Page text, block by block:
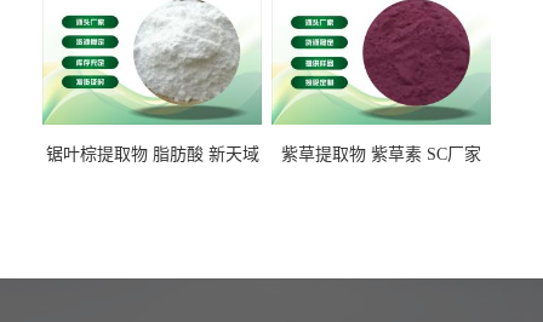
锯叶棕提取物 脂肪酸 新天域
紫草提取物 紫草素 SC厂家